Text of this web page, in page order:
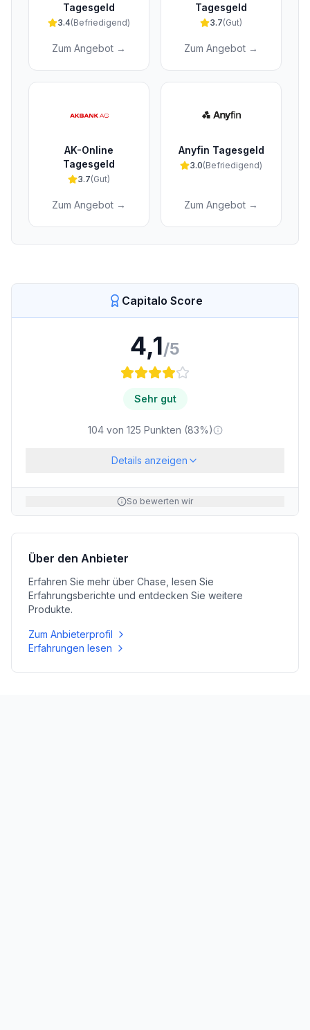
Tagesgeld
3.4(Befriedigend)
Zum Angebot →
Tagesgeld
3.7(Gut)
Zum Angebot →
AK-Online
Tagesgeld
3.7(Gut)
Zum Angebot →
Anyfin Tagesgeld
3.0(Befriedigend)
Zum Angebot →
Capitalo Score
4,1/5
Sehr gut
104von 125 Punkten (83%)
Details anzeigen
So bewerten wir
Über den Anbieter
Erfahren Sie mehr über Chase , lesen Sie
Erfahrungsberichte und entdecken Sie weitere
Produkte.
Zum Anbieterprofil
Erfahrungen lesen